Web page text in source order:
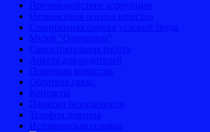
Противодействие коррупции
Независимая оценка качества
Специальная оценка условий труда
Музей "Олимпиец"
Самостоятельная работа
Анкета для родителей
Приемная комиссия
Обратная связь:
Контакты
Памятки безопасности
Телефон доверия
Историческая справка